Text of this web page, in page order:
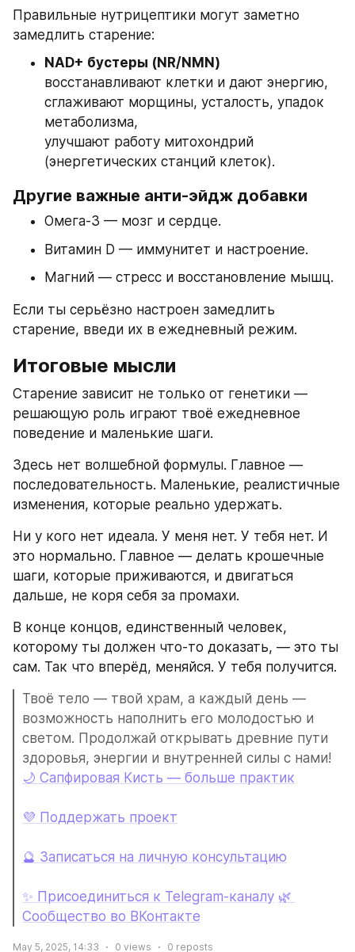
Правильные нутрицептики могут заметно
замедлить старение:
NAD+ бустеры (NR/NMN)
восстанавливают клетки и дают энергию,
сглаживают морщины, усталость, упадок
метаболизма,
улучшают работу митохондрий
(энергетических станций клеток).
Другие важные анти‑эйдж добавки
Омега‑3 — мозг и сердце.
Витамин D — иммунитет и настроение.
Магний — стресс и восстановление мышц.
Если ты серьёзно настроен замедлить
старение, введи их в ежедневный режим.
Итоговые мысли
Старение зависит не только от генетики —
решающую роль играют твоё ежедневное
поведение и маленькие шаги.
Здесь нет волшебной формулы. Главное —
последовательность. Маленькие, реалистичные
изменения, которые реально удержать.
Ни у кого нет идеала. У меня нет. У тебя нет. И
это нормально. Главное — делать крошечные
шаги, которые приживаются, и двигаться
дальше, не коря себя за промахи.
В конце концов, единственный человек,
которому ты должен что‑то доказать, — это ты
сам. Так что вперёд, меняйся. У тебя получится.
Твоё тело — твой храм, а каждый день —
возможность наполнить его молодостью и
светом. Продолжай открывать древние пути
здоровья, энергии и внутренней силы с нами!
🌙 Сапфировая Кисть — больше практик
💜 Поддержать проект
🔮 Записаться на личную консультацию
✨ Присоединиться к Telegram‑каналу 🌿
Сообщество во ВКонтакте
May 5, 2025, 14:33 0 views 0 reposts